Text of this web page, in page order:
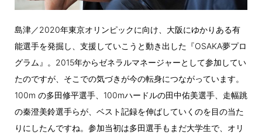
島津／2020年東京オリンピックに向け、大阪にゆかりある有
能選手を発掘し、支援していこうと動き出した『OSAKA夢プロ
グラム』。2015年からゼネラルマネージャーとして参加してい
たのですが、そこでの気づきが今の転身につながっています。
100m の多田修平選手、100mハードルの田中佑美選手、走幅跳
の秦澄美鈴選手らが、ベスト記録を伸ばしていくのを目の当た
りにしたんですね。参加当初は多田選手もまだ大学生で、オリ